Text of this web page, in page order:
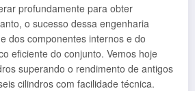
profundamente para obter
o sucesso dessa engenharia
dos componentes internos e do
eficiente do conjunto. Vemos hoje
superando o rendimento de antigos
cilindros com facilidade técnica.